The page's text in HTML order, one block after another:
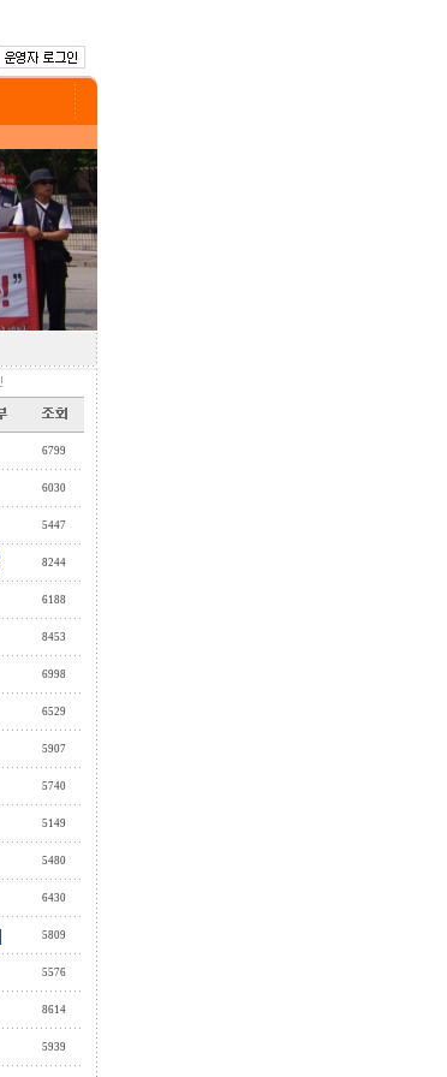
6799
6030
5447
8244
6188
8453
6998
6529
5907
5740
5149
5480
6430
5809
5576
8614
5939